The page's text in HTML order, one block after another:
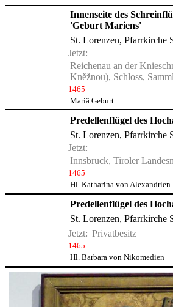
Innenseite des
'Geburt Mariens'
St. Lorenzen, Pfarrkirche
Jetzt:
Reichenau an der
Kněžnou), Schloss,
1465
Mariä Geburt
Predellenflügel des
St. Lorenzen, Pfarrkirche
Jetzt:
Innsbruck, Tiroler
1465
Hl. Katharina von Alexandrien
Predellenflügel des
St. Lorenzen, Pfarrkirche
Jetzt: Privatbesitz
1465
Hl. Barbara von Nikomedien